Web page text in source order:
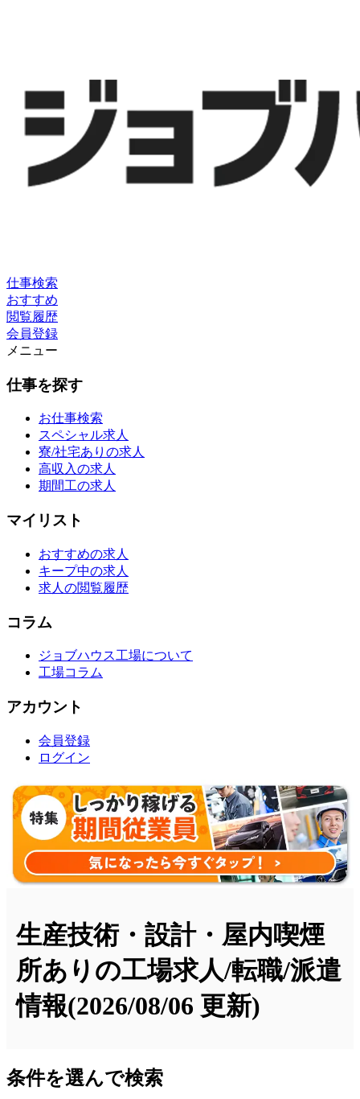
仕事検索
おすすめ
閲覧履歴
会員登録
メニュー
仕事を探す
お仕事検索
スペシャル求人
寮/社宅ありの求人
高収入の求人
期間工の求人
マイリスト
おすすめの求人
キープ中の求人
求人の閲覧履歴
コラム
ジョブハウス工場について
工場コラム
アカウント
会員登録
ログイン
生産技術・設計・屋内喫煙
所ありの工場求人/転職/派遣
情報(2026/08/06 更新)
条件を選んで検索